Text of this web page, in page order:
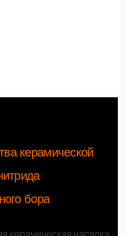
керамической
бора
керамическая насадка